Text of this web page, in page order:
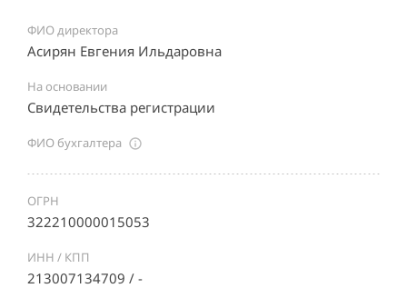
ФИО директора
Асирян Евгения Ильдаровна
На основании
Свидетельства регистрации
ФИО бухгалтера
ОГРН
322210000015053
ИНН / КПП
213007134709 / -